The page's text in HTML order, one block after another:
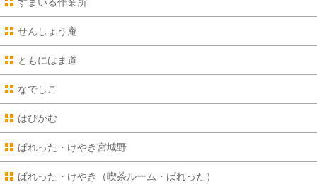
せんしょう庵
ともにはま道
なでしこ
はぴかむ
ぱれった・けやき宮城野
ぱれった・けやき（喫茶ルーム・ぱれった）